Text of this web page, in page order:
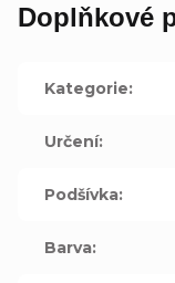
Doplňkové
Kategorie:
Určení:
Podšívka:
Barva: